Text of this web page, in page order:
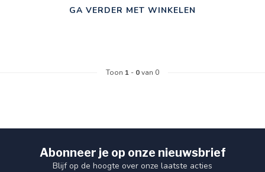
GA VERDER MET WINKELEN
Toon 1 - 0van 0
Abonneer je op onze nieuwsbrief
Blijf op de hoogte over onze laatste acties